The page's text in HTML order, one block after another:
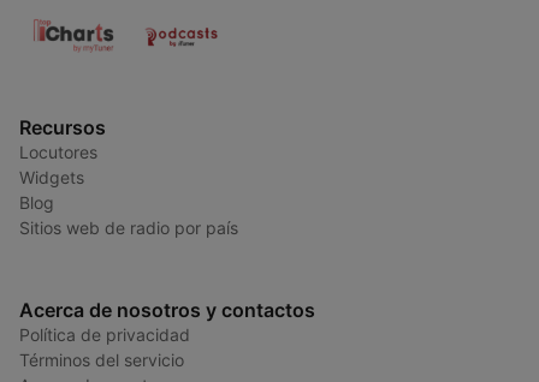
Recursos
Locutores
Widgets
Blog
Sitios web de radio por país
Acerca de nosotros y contactos
Política de privacidad
Términos del servicio